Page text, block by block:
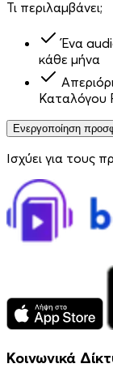
Τι περιλαμβάνει;
Ένα
κάθε μήνα
Καταλόγου
Ενεργοποίηση
Ισχύει για τους
Κοινωνικά